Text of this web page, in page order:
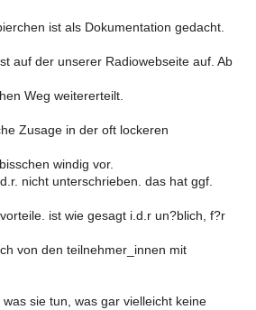
ist als Dokumentation gedacht.
auf der unserer Radiowebseite auf. Ab
Weg weitererteilt.
Zusage in der oft lockeren
windig vor.
nicht unterschrieben. das hat ggf.
ist wie gesagt i.d.r un?blich, f?r
von den teilnehmer_innen mit
sie tun, was gar vielleicht keine